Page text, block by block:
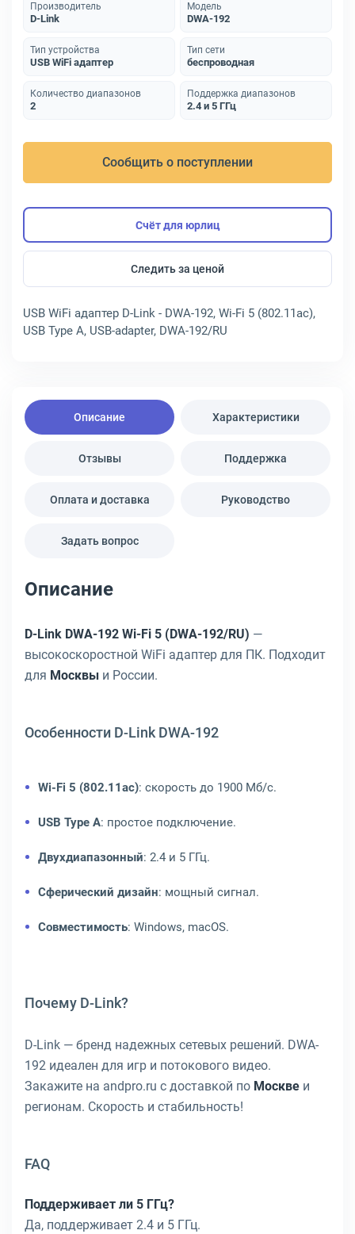
Производитель
D-Link
Модель
DWA-192
Тип устройства
USB WiFi адаптер
Тип сети
беспроводная
Количество диапазонов
2
Поддержка диапазонов
2.4 и 5 ГГц
Сообщить о поступлении
Счёт для юрлиц
Следить за ценой
USB WiFi адаптер D-Link - DWA-192, Wi-Fi 5 (802.11ac),
USB Type A, USB-adapter, DWA-192/RU
Описание Характеристики
Отзывы Поддержка
Оплата и доставка Руководство
Задать вопрос
Описание
D-Link DWA-192 Wi-Fi 5 (DWA-192/RU) —
высокоскоростной WiFi адаптер для ПК. Подходит
для Москвы и России.
Особенности D-Link DWA-192
Wi-Fi 5 (802.11ac): скорость до 1900 Мб/с.
USB Type A: простое подключение.
Двухдиапазонный: 2.4 и 5 ГГц.
Сферический дизайн: мощный сигнал.
Совместимость: Windows, macOS.
Почему D-Link?
D-Link — бренд надежных сетевых решений. DWA-
192 идеален для игр и потокового видео.
Закажите на andpro.ru с доставкой по Москве и
регионам. Скорость и стабильность!
FAQ
Поддерживает ли 5 ГГц?
Да, поддерживает 2.4 и 5 ГГц.